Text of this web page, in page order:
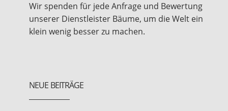
Wir spenden für jede Anfrage und Bewertung
unserer Dienstleister Bäume, um die Welt ein
klein wenig besser zu machen.
NEUE BEITRÄGE